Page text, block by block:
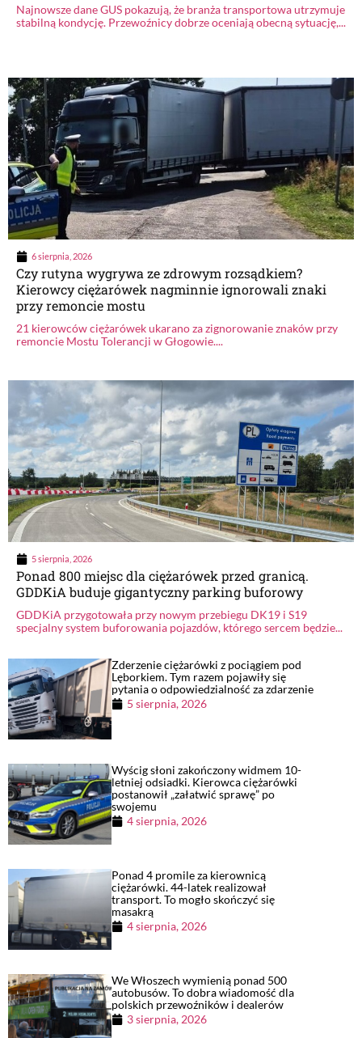
Najnowsze dane GUS pokazują, że branża transportowa utrzymuje
stabilną kondycję. Przewoźnicy dobrze oceniają obecną sytuację,...
6 sierpnia, 2026
Czy rutyna wygrywa ze zdrowym rozsądkiem?
Kierowcy ciężarówek nagminnie ignorowali znaki
przy remoncie mostu
21 kierowców ciężarówek ukarano za zignorowanie znaków przy
remoncie Mostu Tolerancji w Głogowie....
5 sierpnia, 2026
Ponad 800 miejsc dla ciężarówek przed granicą.
GDDKiA buduje gigantyczny parking buforowy
GDDKiA przygotowała przy nowym przebiegu DK19 i S19
specjalny system buforowania pojazdów, którego sercem będzie...
Zderzenie ciężarówki z pociągiem pod
Lęborkiem. Tym razem pojawiły się
pytania o odpowiedzialność za zdarzenie
5 sierpnia, 2026
Wyścig słoni zakończony widmem 10-
letniej odsiadki. Kierowca ciężarówki
postanowił „załatwić sprawę” po
swojemu
4 sierpnia, 2026
Ponad 4 promile za kierownicą
ciężarówki. 44-latek realizował
transport. To mogło skończyć się
masakrą
4 sierpnia, 2026
We Włoszech wymienią ponad 500
autobusów. To dobra wiadomość dla
polskich przewoźników i dealerów
3 sierpnia, 2026